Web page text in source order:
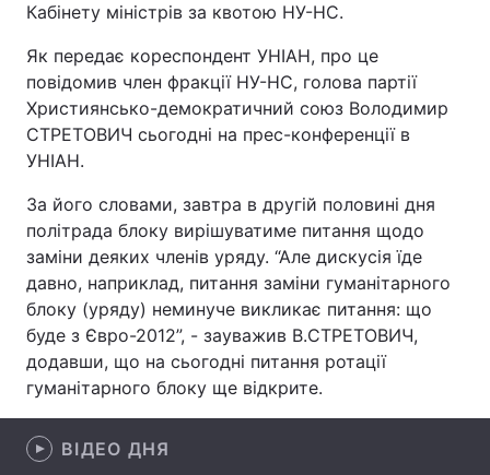
Головна Війна
Україна Політика
Спорт
Кабінету міністрів за квотою НУ-НС.
Як передає кореспондент УНІАН, про це
повідомив член фракції НУ-НС, голова партії
Християнсько-демократичний союз Володимир
СТРЕТОВИЧ сьогодні на прес-конференції в
УНІАН.
За його словами, завтра в другій половині дня
політрада блоку вирішуватиме питання щодо
заміни деяких членів уряду. “Але дискусія їде
давно, наприклад, питання заміни гуманітарного
блоку (уряду) неминуче викликає питання: що
буде з Євро-2012”, - зауважив В.СТРЕТОВИЧ,
додавши, що на сьогодні питання ротації
гуманітарного блоку ще відкрите.
ВІДЕО ДНЯ